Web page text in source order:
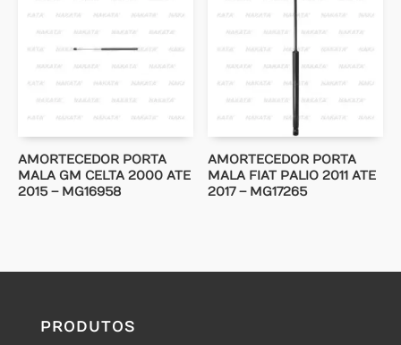
AMORTECEDOR PORTA
MALA GM CELTA 2000 ATE
2015 – MG16958
AMORTECEDOR PORTA
MALA FIAT PALIO 2011 ATE
2017 – MG17265
PRODUTOS